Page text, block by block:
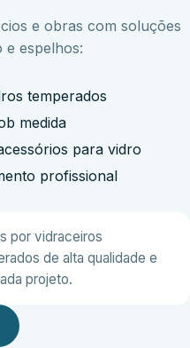
e obras com soluções
e espelhos:
temperados
medida
para vidro
profissional
por vidraceiros
de alta qualidade e
projeto.